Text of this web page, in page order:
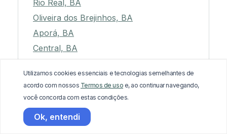
Rio Real, BA
Oliveira dos Brejinhos, BA
Aporá, BA
Central, BA
Ibiassucê, BA
Jaguarari, BA
Ichu, BA
Paulo Afonso, BA
Utilizamos cookies essenciais e tecnologias semelhantes de
acordo com nossos Termos de uso e, ao continuar navegando,
você concorda com estas condições.
Ok, entendi